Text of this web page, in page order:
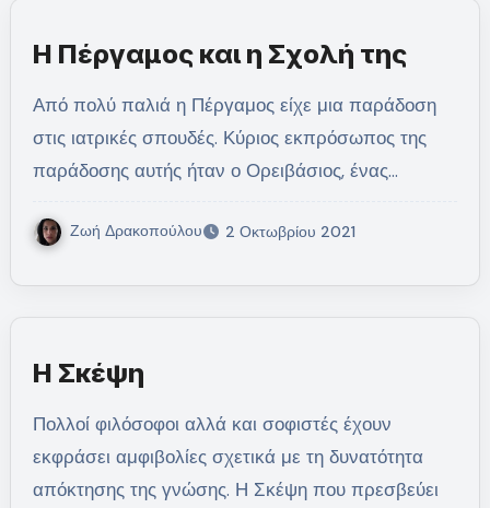
Η Πέργαμος και η Σχολή της
Από πολύ παλιά η Πέργαμος είχε μια παράδοση
στις ιατρικές σπουδές. Κύριος εκπρόσωπος της
παράδοσης αυτής ήταν ο Ορειβάσιος, ένας…
Ζωή Δρακοπούλου 2 Οκτωβρίου 2021
Η Σκέψη
Πολλοί φιλόσοφοι αλλά και σοφιστές έχουν
εκφράσει αμφιβολίες σχετικά με τη δυνατότητα
απόκτησης της γνώσης. Η Σκέψη που πρεσβεύει